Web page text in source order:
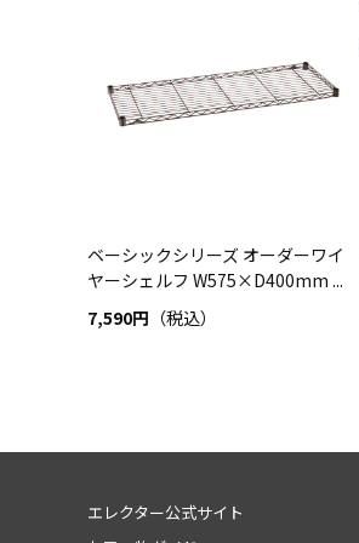
ベーシックシリーズ オーダーワイ
ヤーシェルフ W575×D400mm ...
7,590円 （税込）
エレクター公式サイト